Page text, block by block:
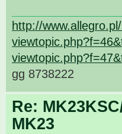
http://
gg 8738222
Re:
MK23